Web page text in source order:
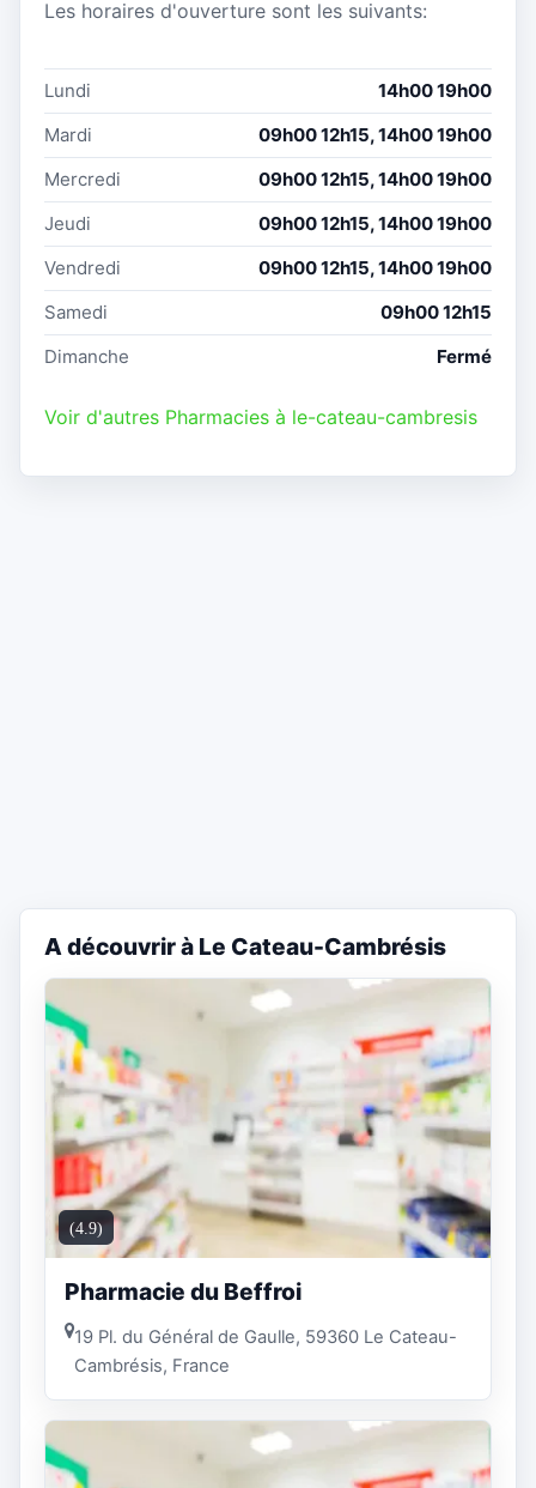
Les horaires d'ouverture sont les suivants:
Lundi
14h00 19h00
Mardi
09h00 12h15, 14h00 19h00
Mercredi
09h00 12h15, 14h00 19h00
Jeudi
09h00 12h15, 14h00 19h00
Vendredi
09h00 12h15, 14h00 19h00
Samedi
09h00 12h15
Dimanche
Fermé
Voir d'autres Pharmacies à le-cateau-cambresis
A découvrir à Le Cateau-Cambrésis
(4.9)
Pharmacie du Beffroi
19 Pl. du Général de Gaulle, 59360 Le Cateau-
Cambrésis, France